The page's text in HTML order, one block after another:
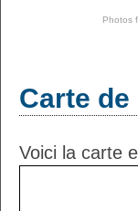
Photos
Carte
Voici la carte